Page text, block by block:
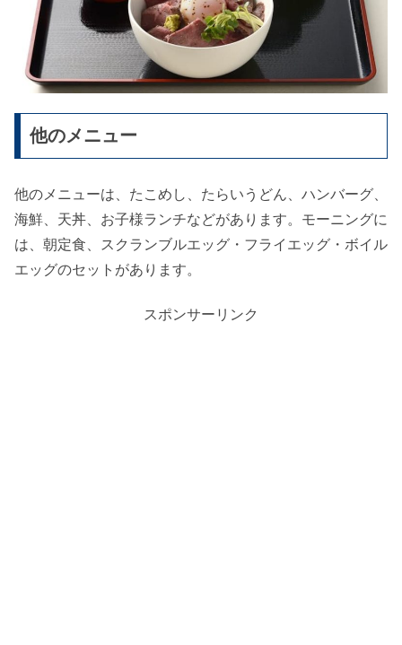
他のメニュー
他のメニューは、たこめし、たらいうどん、ハンバーグ、
海鮮、天丼、お子様ランチなどがあります。モーニングに
は、朝定食、スクランブルエッグ・フライエッグ・ボイル
エッグのセットがあります。
スポンサーリンク